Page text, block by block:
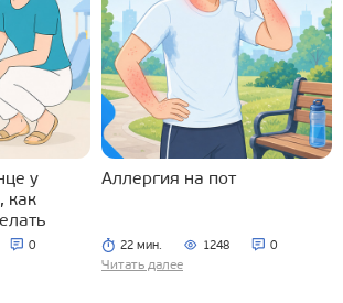
у
как
0
Аллергия на пот
22 мин. 1248 0
Читать далее